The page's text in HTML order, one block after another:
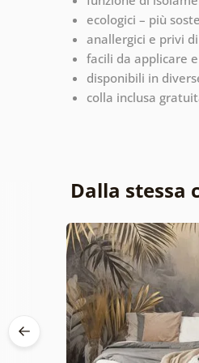
ecologici – più
anallergici e privi
facili da applicare
disponibili in
colla inclusa
Dalla stessa